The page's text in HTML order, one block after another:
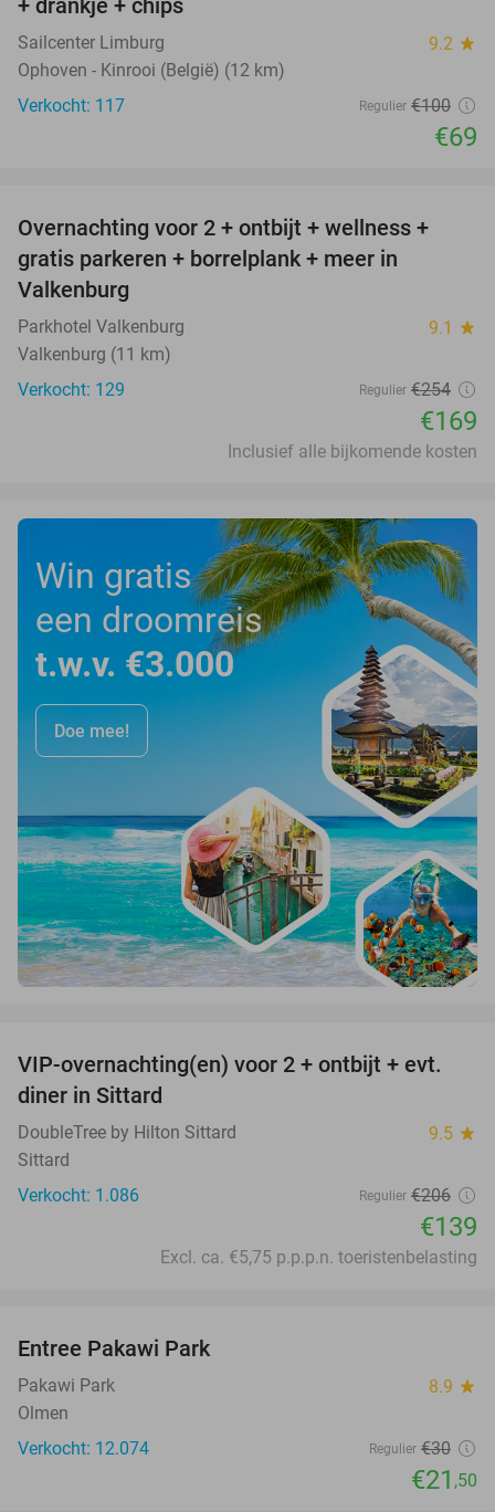
Sailcenter Limburg 9.2 star
Ophoven - Kinrooi (België) (12 km)
Verkocht: 117
Regulier €100
€69
33%
Overnachting voor 2 + ontbijt + wellness +
gratis parkeren + borrelplank + meer in
Valkenburg
Parkhotel Valkenburg 9.1 star
Valkenburg (11 km)
Verkocht: 129
Regulier €254
€169
Inclusief alle bijkomende kosten
Win gratis
een droomreis
t.w.v. €3.000
Doe mee!
33%
VIP-overnachting(en) voor 2 + ontbijt + evt.
diner in Sittard
DoubleTree by Hilton Sittard 9.5 star
Sittard
Verkocht: 1.086
Regulier €206
€139
Excl. ca. €5,75 p.p.p.n. toeristenbelasting
Entree Pakawi Park
Pakawi Park 8.9 star
Olmen
Verkocht: 12.074
Regulier €30
€21 ,50